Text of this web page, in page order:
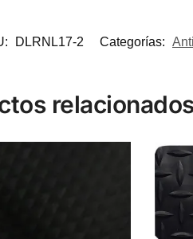
DLRNL17-2 Categorías: